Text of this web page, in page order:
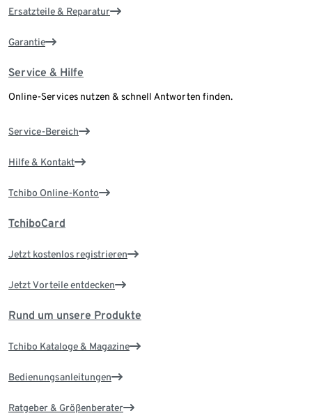
Ersatzteile & Reparatur
Garantie
Service & Hilfe
Online-Services nutzen & schnell Antworten finden.
Service-Bereich
Hilfe & Kontakt
Tchibo Online-Konto
TchiboCard
Jetzt kostenlos registrieren
Jetzt Vorteile entdecken
Rund um unsere Produkte
Tchibo Kataloge & Magazine
Bedienungsanleitungen
Ratgeber & Größenberater